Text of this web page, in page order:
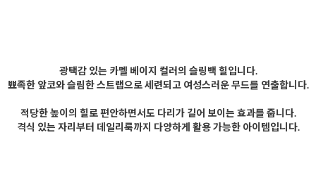
광택감 있는 카멜 베이지 컬러의 슬링백 힐입니다.
뾰족한 앞코와 슬림한 스트랩으로 세련되고 여성스러운 무드를 연출합니다.
적당한 높이의 힐로 편안하면서도 다리가 길어 보이는 효과를 줍니다.
격식 있는 자리부터 데일리룩까지 다양하게 활용 가능한 아이템입니다.